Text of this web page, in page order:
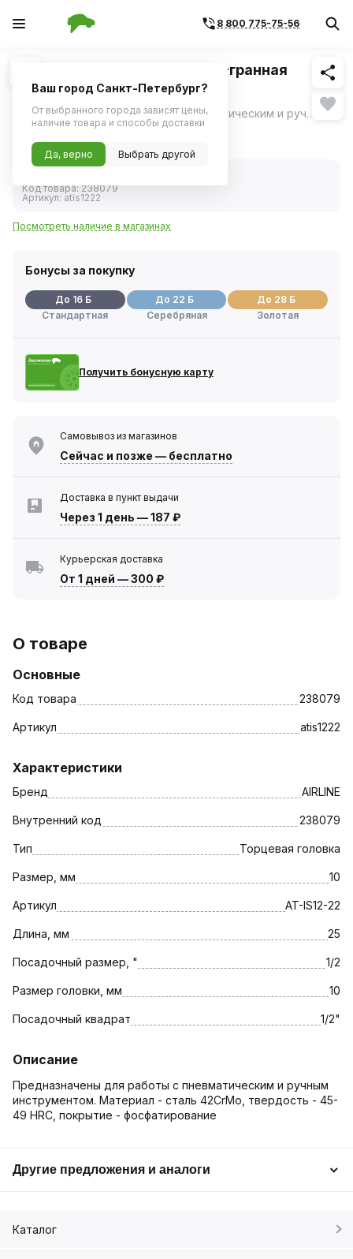
8 800 775-75-56
1/1 Похожие
Головка ударная 10мм 1/2" 6-гранная
удлиненная (AIRLINE)
Предназначены для работы с пневматическим и ручным инструментом. ещё
Код товара:238079
Артикул: atis1222
Посмотреть наличие в магазинах
Бонусы за покупку
До 16 Б
Стандартная
До 22 Б
Серебряная
До 28 Б
Золотая
Получить бонусную карту
Самовывоз из магазинов
Сейчас и позже — бесплатно
Доставка в пункт выдачи
Через 1 день —187 ₽
Курьерская доставка
От 1 дней —300 ₽
О товаре
Основные
Код товара 238079
Артикул atis1222
Характеристики
Бренд AIRLINE
Внутренний код 238079
Тип Торцевая головка
Размер, мм 10
Артикул AT-IS12-22
Длина, мм 25
Посадочный размер, " 1/2
Размер головки, мм 10
Посадочный квадрат 1/2"
Описание
Предназначены для работы с пневматическим и ручным
инструментом. Материал - сталь 42CrMo, твердость - 45-
49 HRC, покрытие - фосфатирование
Другие предложения и аналоги
Каталог
Ваш город Санкт-Петербург?
От выбранного города зависят цены,
наличие товара и способы доставки
Да, верно Выбрать другой